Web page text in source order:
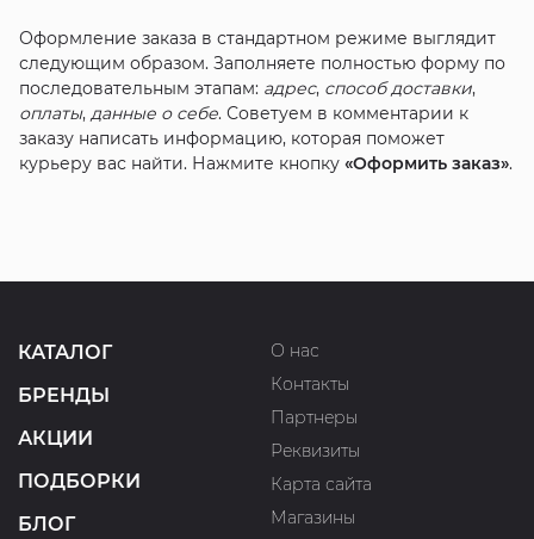
Оформление заказа в стандартном режиме выглядит
следующим образом. Заполняете полностью форму по
последовательным этапам: адрес, способ доставки,
оплаты, данные о себе. Советуем в комментарии к
заказу написать информацию, которая поможет
курьеру вас найти. Нажмите кнопку «Оформить заказ».
КАТАЛОГ
БРЕНДЫ
АКЦИИ
ПОДБОРКИ
БЛОГ
О нас
Контакты
Партнеры
Реквизиты
Карта сайта
Магазины